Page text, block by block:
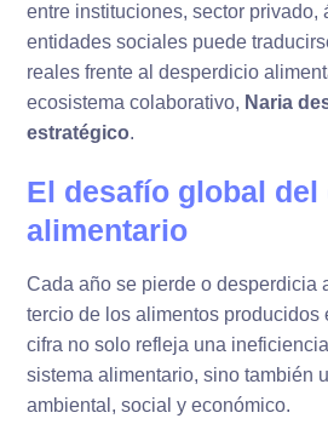
entre instituciones, sector privado,
entidades sociales puede
reales frente al desperdicio
ecosistema colaborativo, Naria
estratégico.
El desafío global
alimentario
Cada año se pierde o desperdicia
tercio de los alimentos producidos
cifra no solo refleja una
sistema alimentario, sino también
ambiental, social y económico.